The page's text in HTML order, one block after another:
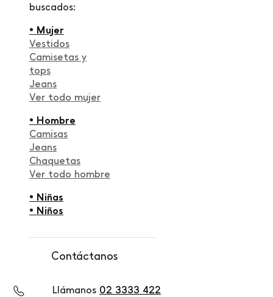
buscados:
• Mujer
Vestidos
Camisetas y
tops
Jeans
Ver todo mujer
• Hombre
Camisas
Jeans
Chaquetas
Ver todo hombre
• Niñas
• Niños
Contáctanos
Llámanos 02 3333 422